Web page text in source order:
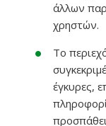
άλλων
χρηστών.
Το
έγκυρες,